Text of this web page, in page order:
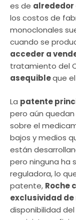
es de alrededor
los costos de
monoclonales
cuando se
acceder a
tratamiento del
asequibleque
La patente
pero aún quedan
sobre el
bajos y medios
están
pero ninguna ha
reguladora, lo
patente, Roche
exclusividad
disponibilidad